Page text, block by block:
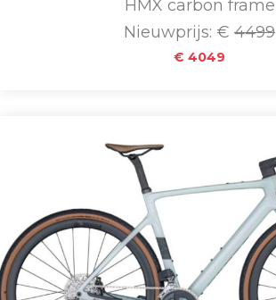
HMX carbon frame
Nieuwprijs: € 4499
€ 4049